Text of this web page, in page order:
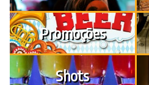
Promoções
Shots